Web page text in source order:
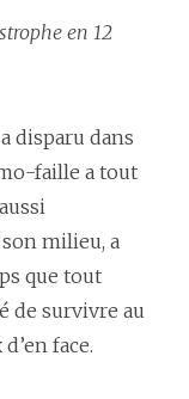
en 12
disparu dans
faille a tout
milieu, a
que tout
de survivre au
face.